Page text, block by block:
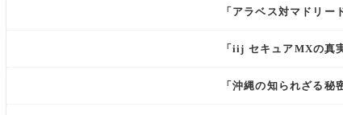
「アラベス対マドリー
「iij セキュアMXの真
「沖縄の知られざる秘